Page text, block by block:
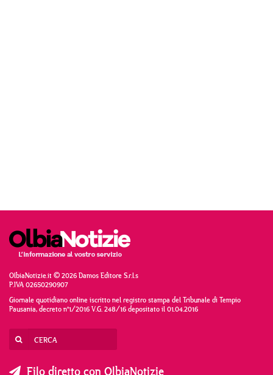
OlbiaNotizie.it © 2026 Damos Editore S.r.l.s
P.IVA 02650290907
Giornale quotidiano online iscritto nel registro stampa del Tribunale di Tempio
Pausania, decreto n°1/2016 V.G. 248/16 depositato il 01.04.2016
Filo diretto con OlbiaNotizie